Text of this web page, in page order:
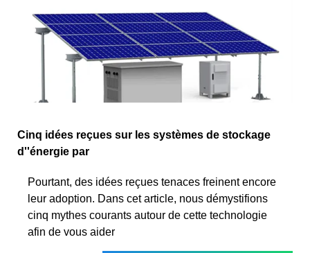
Cinq idées reçues sur les systèmes de stockage
d''énergie par
Pourtant, des idées reçues tenaces freinent encore
leur adoption. Dans cet article, nous démystifions
cinq mythes courants autour de cette technologie
afin de vous aider